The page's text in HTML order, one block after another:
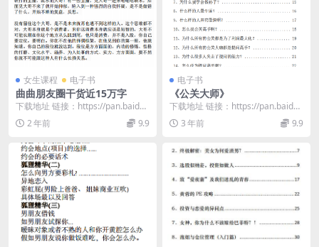
女生课程 电子书
曲曲朋友圈干货近15万字
下载地址 链接：https://pan.baidu.
com/s/1IQt17eF...
2 年前 9.9
电子书
《公关大师》
下载地址 链接：https://pan.baidu.
com/s/1UKixYGW...
3 年前 9.9